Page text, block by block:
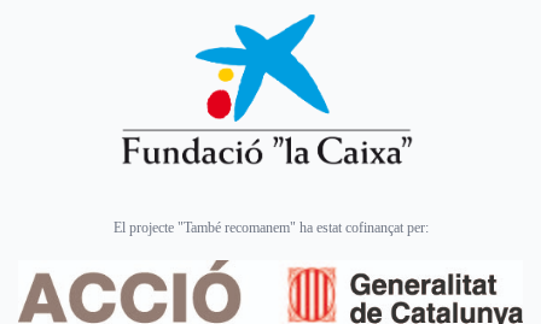
El projecte "També recomanem" ha estat cofinançat per: